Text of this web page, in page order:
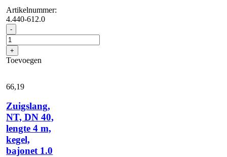
Artikelnummer:
4.440-612.0
- Zuigslang,
NT,
DN
40,
lengte
m,
oliebestendig,
conus,
bajonet
1,0
aantal
+
Toevoegen
66,19
Zuigslang,
NT, DN 40,
lengte 4 m,
kegel,
bajonet 1.0